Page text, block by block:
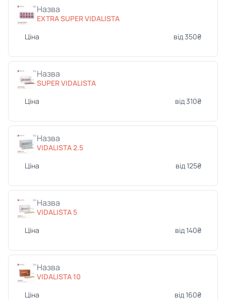
Назва
EXTRA SUPER VIDALISTA
Ціна
від 350₴
Назва
SUPER VIDALISTA
Ціна
від 310₴
Назва
VIDALISTA 2.5
Ціна
від 125₴
Назва
VIDALISTA 5
Ціна
від 140₴
Назва
VIDALISTA 10
Ціна
від 160₴